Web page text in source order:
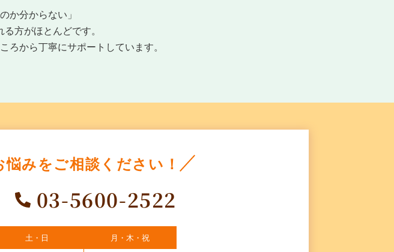
か分からない」
方がほとんどです。
から丁寧にサポートしています。
悩みをご相談ください！
03-5600-2522
土・日
月・木・祝